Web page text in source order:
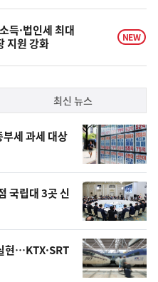
득·법인세 최대
지원 강화
NEW
최신 뉴스
세 과세 대상
국립대 3곳 신
현…KTX·SRT